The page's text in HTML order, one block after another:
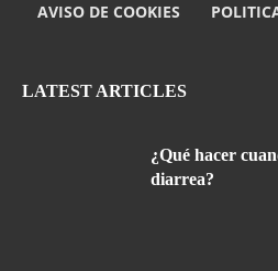
AVISO DE COOKIES
LATEST ARTICLES
¿Qué hacer
diarrea?